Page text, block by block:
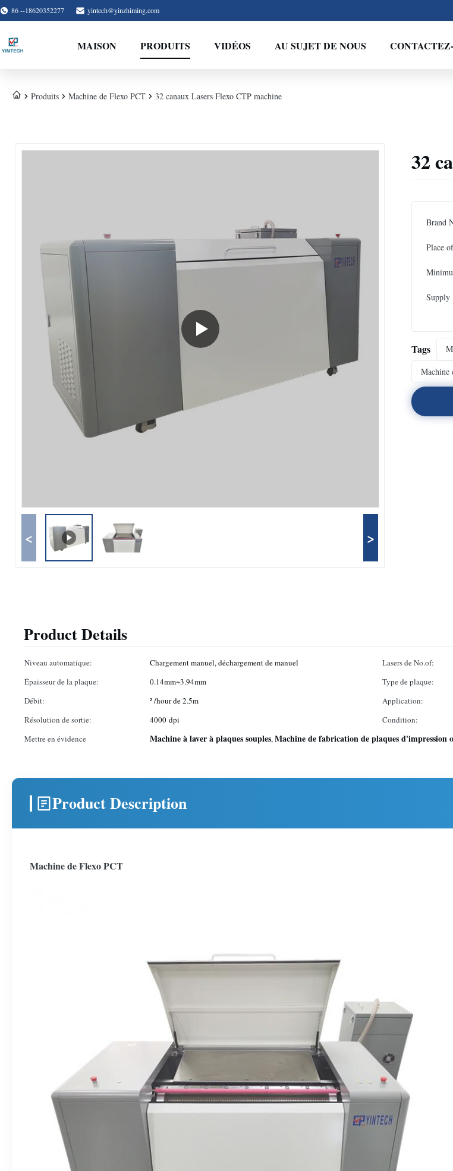
86 --18620352277 yintech@yinzhiming.com
MAISON PRODUITS VIDÉOS AU SUJET DE NOUS
Produits Machine de Flexo PCT 32 canaux Lasers Flexo CTP machine
< >
32
Brand
Place
Tags
Machine
Product Details
Niveau automatique: Chargement manuel, déchargement de manuel Lasers de No.of:
Épaisseur de la plaque:
0.14mm~3.94mm Type de plaque:
Débit:
² /hour de 2.5m Application:
Résolution de sortie:
4000 dpi Condition:
Mettre en évidence
Machine à laver à plaques souples,Machine de fabrication de plaques d'impression
Product Description
Machine de Flexo PCT